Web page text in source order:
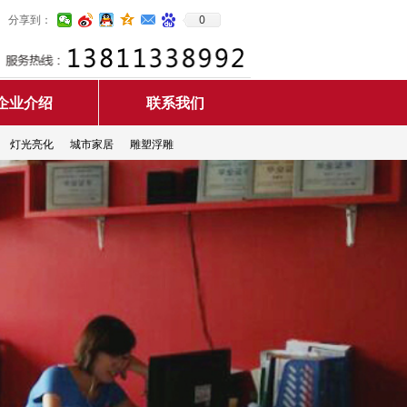
灯光亮化 城市家居 雕塑浮雕
业介绍 联系我们
分享到： 0